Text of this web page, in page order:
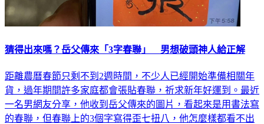
猜得出來嗎？岳父傳來「3字春聯」 男想破頭神人給正解
距離農曆春節只剩不到2週時間，不少人已經開始準備相關年
貨，過年期間許多家庭都會張貼春聯，祈求新年好運到。最近
一名男網友分享，他收到岳父傳來的圖片，看起來是用書法寫
的春聯，但春聯上的3個字寫得歪七扭八，他怎麼樣都看不出